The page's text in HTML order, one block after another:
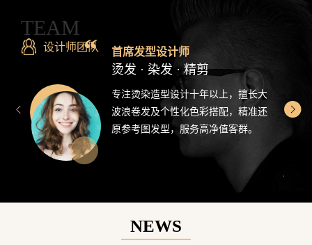
TEAM
设计师团队 首席发型设计师
烫发 · 染发 · 精剪
专注烫染造型设计十年以上，擅长大
波浪卷发及个性化色彩搭配，精准还
原参考图发型，服务高净值客群。
NEWS